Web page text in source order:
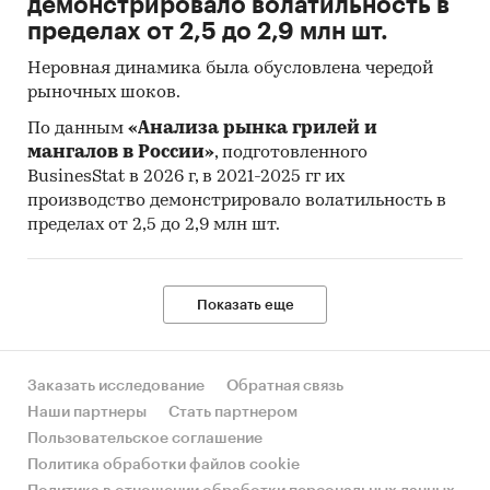
характеризует изменение во времени общего
уровня цен на товары и услуги, приобретаемые
населением для непроизводственного
потребления.
Исходной информацией для расчета ИПЦ
являются данные регистрации цен на
конкретные товары и услуги. На их основе
определяются средние сопоставимые цены
зарегистрированная в одной и той же
организации торговли (сферы услуг) на один и
тот же или аналогичный по качеству товар
(услугу).
Сбор данных по cредним потребительским
ценам (тарифам) на товары и услуги и ИПЦ
осуществляется органами статистического
демонстрировало волатильность в
пределах от 2,5 до 2,9 млн шт.
Неровная динамика была обусловлена чередой
рыночных шоков.
По данным «Анализа рынка грилей и
мангалов в России», подготовленного
BusinesStat в 2026 г, в 2021-2025 гг их
производство демонстрировало волатильность в
пределах от 2,5 до 2,9 млн шт.
Показать еще
Заказать исследование
Обратная связь
Наши партнеры
Стать партнером
Пользовательское соглашение
Политика обработки файлов cookie